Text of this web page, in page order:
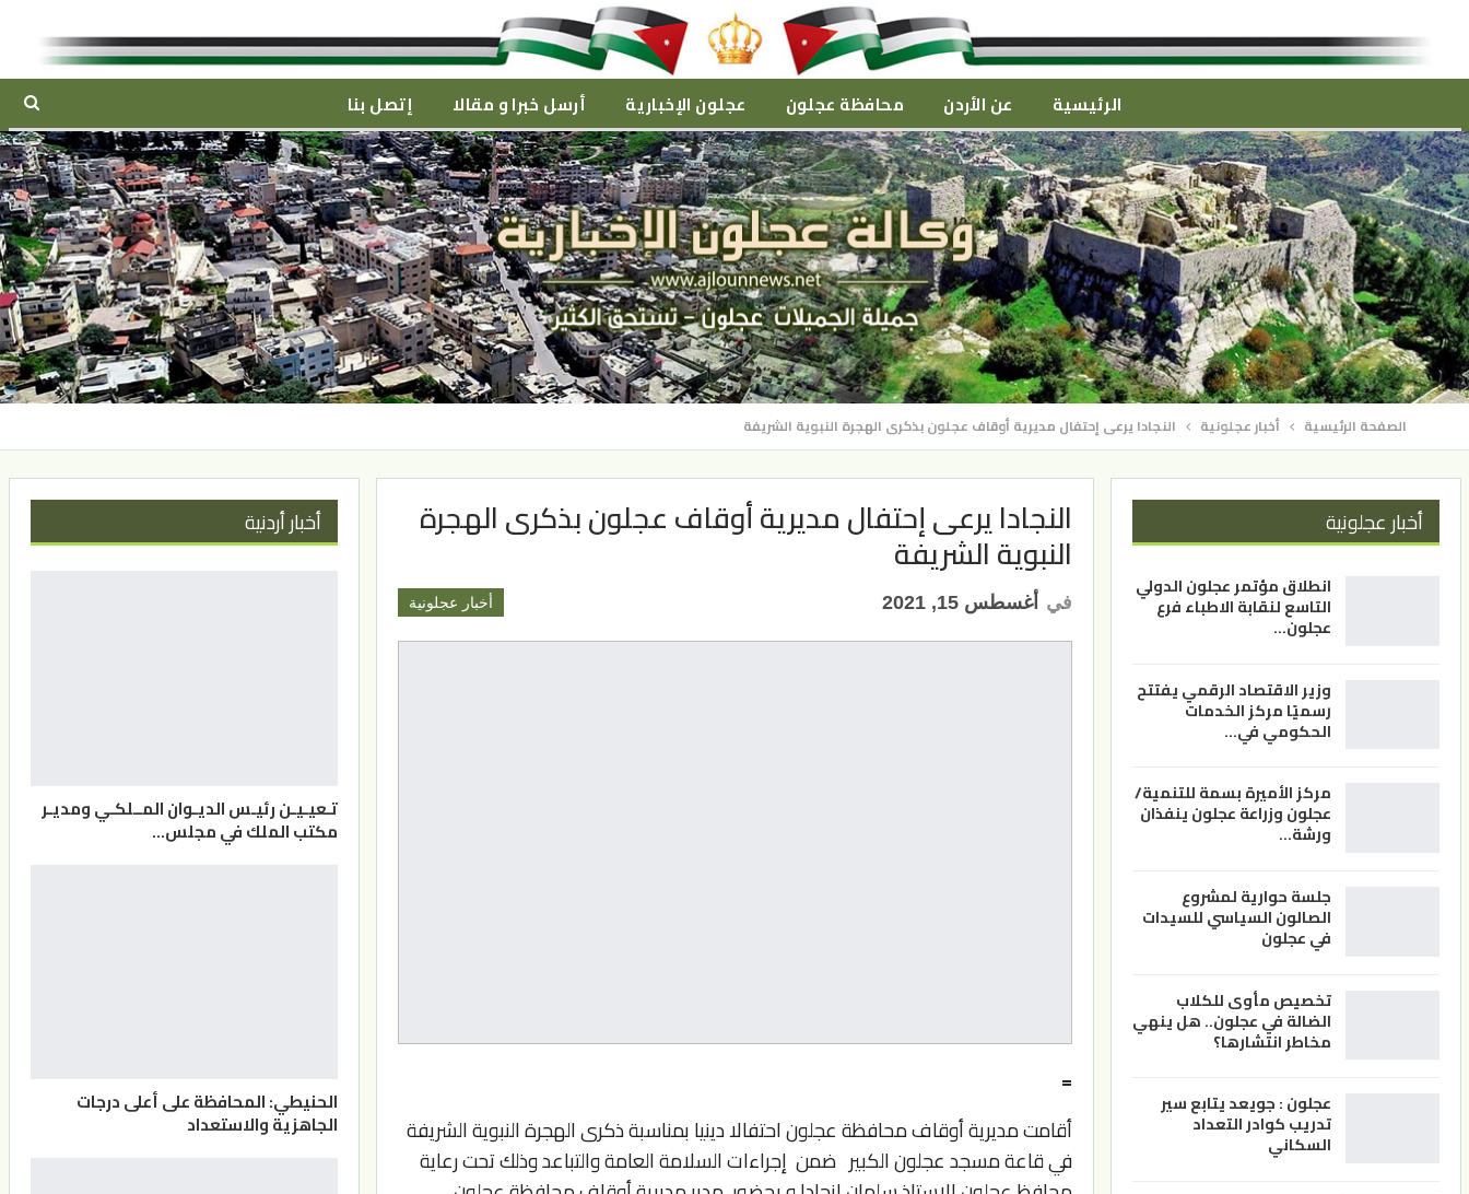
الرئيسية عن الأردن محافظة عجلون عجلون الإخبارية أرسل خبرا و مقالا إتصل بنا
الصفحة الرئيسية أخبار عجلونية النجادا يرعى إحتفال مديرية أوقاف عجلون بذكرى الهجرة النبوية الشريفة
النجادا يرعى إحتفال مديرية أوقاف عجلون بذكرى الهجرة
النبوية الشريفة
أخبار عجلونية في أغسطس 15, 2021
=
أقامت مديرية أوقاف محافظة عجلون احتفالا دينيا بمناسبة ذكرى الهجرة النبوية الشريفة
في قاعة مسجد عجلون الكبير ضمن إجراءات السلامة العامة والتباعد وذلك تحت رعاية
أخبار عجلونية
انطلاق مؤتمر عجلون الدولي
التاسع لنقابة الاطباء فرع
عجلون…
وزير الاقتصاد الرقمي يفتتح
رسميًا مركز الخدمات
الحكومي في…
مركز الأميرة بسمة للتنمية/
عجلون وزراعة عجلون ينفذان
ورشة…
جلسة حوارية لمشروع
الصالون السياسي للسيدات
في عجلون
تخصيص مأوى للكلاب
الضالة في عجلون.. هل ينهي
مخاطر انتشارها؟
عجلون : جويعد يتابع سير
تدريب كوادر التعداد
السكاني
أخبار أردنية
تـعيـيـن رئيـس الديـوان المــلكـي ومديـر
مكتب الملك في مجلس…
الحنيطي: المحافظة على أعلى درجات
الجاهزية والاستعداد